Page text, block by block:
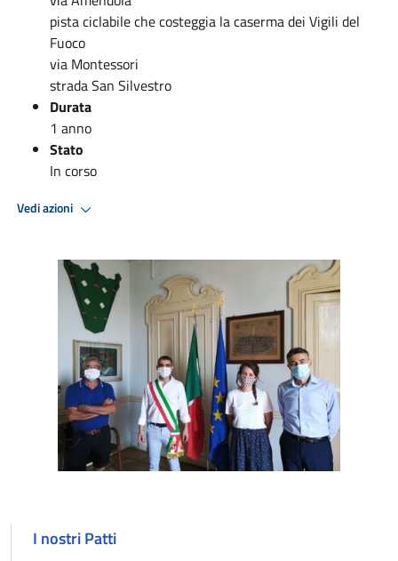
pista ciclabile che costeggia la caserma dei Vigili del
Fuoco
via Montessori
strada San Silvestro
Durata
1 anno
Stato
In corso
Vedi azioni
I nostri Patti